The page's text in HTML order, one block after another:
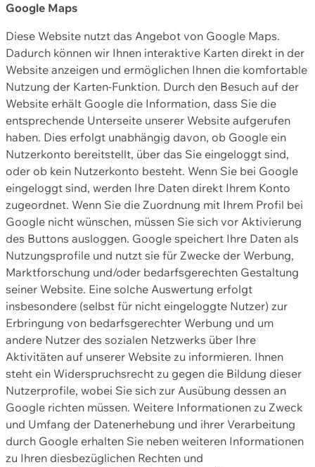
Google Maps
Diese Website nutzt das Angebot von Google Maps.
Dadurch können wir Ihnen interaktive Karten direkt in der
Website anzeigen und ermöglichen Ihnen die komfortable
Nutzung der Karten-Funktion. Durch den Besuch auf der
Website erhält Google die Information, dass Sie die
entsprechende Unterseite unserer Website aufgerufen
haben. Dies erfolgt unabhängig davon, ob Google ein
Nutzerkonto bereitstellt, über das Sie eingeloggt sind,
oder ob kein Nutzerkonto besteht. Wenn Sie bei Google
eingeloggt sind, werden Ihre Daten direkt Ihrem Konto
zugeordnet. Wenn Sie die Zuordnung mit Ihrem Profil bei
Google nicht wünschen, müssen Sie sich vor Aktivierung
des Buttons ausloggen. Google speichert Ihre Daten als
Nutzungsprofile und nutzt sie für Zwecke der Werbung,
Marktforschung und/oder bedarfsgerechten Gestaltung
seiner Website. Eine solche Auswertung erfolgt
insbesondere (selbst für nicht eingeloggte Nutzer) zur
Erbringung von bedarfsgerechter Werbung und um
andere Nutzer des sozialen Netzwerks über Ihre
Aktivitäten auf unserer Website zu informieren. Ihnen
steht ein Widerspruchsrecht zu gegen die Bildung dieser
Nutzerprofile, wobei Sie sich zur Ausübung dessen an
Google richten müssen. Weitere Informationen zu Zweck
und Umfang der Datenerhebung und ihrer Verarbeitung
durch Google erhalten Sie neben weiteren Informationen
zu Ihren diesbezüglichen Rechten und